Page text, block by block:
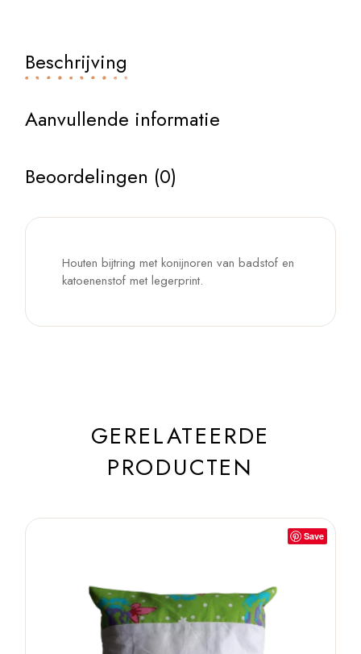
Beschrijving
Aanvullende informatie
Beoordelingen (0)
Houten bijtring met konijnoren van badstof en
katoenenstof met legerprint.
GERELATEERDE
PRODUCTEN
Save